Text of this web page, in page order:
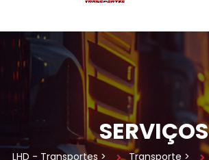
SERVIÇOS
LHD - Transporte > Transporte >